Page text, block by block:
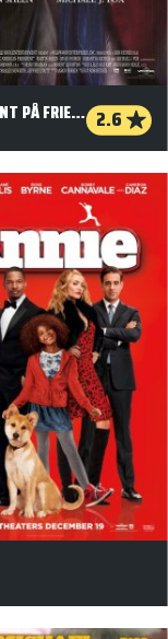
PRÆSIDENT PÅ FRIERFØDDER 2.6